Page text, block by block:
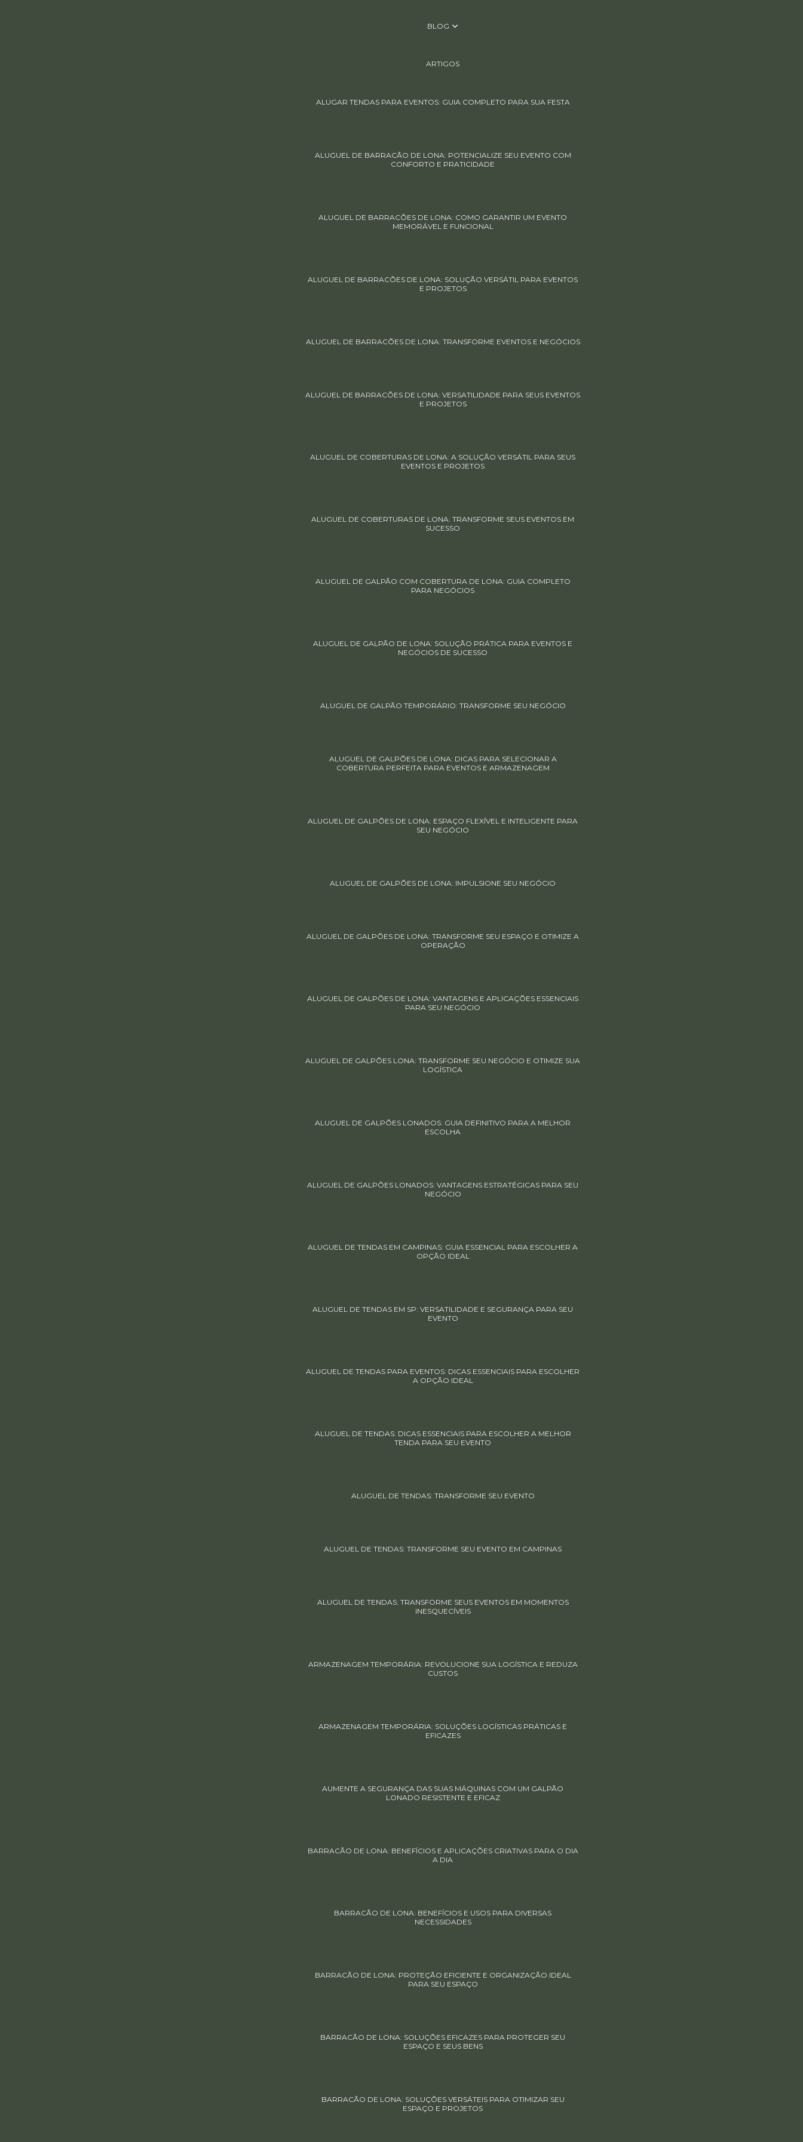
BLOG
ARTIGOS
ALUGAR TENDAS PARA EVENTOS: GUIA COMPLETO PARA SUA FESTA
ALUGUEL DE BARRACÃO DE LONA: POTENCIALIZE SEU EVENTO COM
CONFORTO E PRATICIDADE
ALUGUEL DE BARRACÕES DE LONA: COMO GARANTIR UM EVENTO
MEMORÁVEL E FUNCIONAL
ALUGUEL DE BARRACÕES DE LONA: SOLUÇÃO VERSÁTIL PARA EVENTOS
E PROJETOS
ALUGUEL DE BARRACÕES DE LONA: TRANSFORME EVENTOS E NEGÓCIOS
ALUGUEL DE BARRACÕES DE LONA: VERSATILIDADE PARA SEUS EVENTOS
E PROJETOS
ALUGUEL DE COBERTURAS DE LONA: A SOLUÇÃO VERSÁTIL PARA SEUS
EVENTOS E PROJETOS
ALUGUEL DE COBERTURAS DE LONA: TRANSFORME SEUS EVENTOS EM
SUCESSO
ALUGUEL DE GALPÃO COM COBERTURA DE LONA: GUIA COMPLETO
PARA NEGÓCIOS
ALUGUEL DE GALPÃO DE LONA: SOLUÇÃO PRÁTICA PARA EVENTOS E
NEGÓCIOS DE SUCESSO
ALUGUEL DE GALPÃO TEMPORÁRIO: TRANSFORME SEU NEGÓCIO
ALUGUEL DE GALPÕES DE LONA: DICAS PARA SELECIONAR A
COBERTURA PERFEITA PARA EVENTOS E ARMAZENAGEM
ALUGUEL DE GALPÕES DE LONA: ESPAÇO FLEXÍVEL E INTELIGENTE PARA
SEU NEGÓCIO
ALUGUEL DE GALPÕES DE LONA: IMPULSIONE SEU NEGÓCIO
ALUGUEL DE GALPÕES DE LONA: TRANSFORME SEU ESPAÇO E OTIMIZE A
OPERAÇÃO
ALUGUEL DE GALPÕES DE LONA: VANTAGENS E APLICAÇÕES ESSENCIAIS
PARA SEU NEGÓCIO
ALUGUEL DE GALPÕES LONA: TRANSFORME SEU NEGÓCIO E OTIMIZE SUA
LOGÍSTICA
ALUGUEL DE GALPÕES LONADOS: GUIA DEFINITIVO PARA A MELHOR
ESCOLHA
ALUGUEL DE GALPÕES LONADOS: VANTAGENS ESTRATÉGICAS PARA SEU
NEGÓCIO
ALUGUEL DE TENDAS EM CAMPINAS: GUIA ESSENCIAL PARA ESCOLHER A
OPÇÃO IDEAL
ALUGUEL DE TENDAS EM SP: VERSATILIDADE E SEGURANÇA PARA SEU
EVENTO
ALUGUEL DE TENDAS PARA EVENTOS: DICAS ESSENCIAIS PARA ESCOLHER
A OPÇÃO IDEAL
ALUGUEL DE TENDAS: DICAS ESSENCIAIS PARA ESCOLHER A MELHOR
TENDA PARA SEU EVENTO
ALUGUEL DE TENDAS: TRANSFORME SEU EVENTO
ALUGUEL DE TENDAS: TRANSFORME SEU EVENTO EM CAMPINAS
ALUGUEL DE TENDAS: TRANSFORME SEUS EVENTOS EM MOMENTOS
INESQUECÍVEIS
ARMAZENAGEM TEMPORÁRIA: REVOLUCIONE SUA LOGÍSTICA E REDUZA
CUSTOS
ARMAZENAGEM TEMPORÁRIA: SOLUÇÕES LOGÍSTICAS PRÁTICAS E
EFICAZES
AUMENTE A SEGURANÇA DAS SUAS MÁQUINAS COM UM GALPÃO
LONADO RESISTENTE E EFICAZ
BARRACÃO DE LONA: BENEFÍCIOS E APLICAÇÕES CRIATIVAS PARA O DIA
A DIA
BARRACÃO DE LONA: BENEFÍCIOS E USOS PARA DIVERSAS
NECESSIDADES
BARRACÃO DE LONA: PROTEÇÃO EFICIENTE E ORGANIZAÇÃO IDEAL
PARA SEU ESPAÇO
BARRACÃO DE LONA: SOLUÇÕES EFICAZES PARA PROTEGER SEU
ESPAÇO E SEUS BENS
BARRACÃO DE LONA: SOLUÇÕES VERSÁTEIS PARA OTIMIZAR SEU
ESPAÇO E PROJETOS